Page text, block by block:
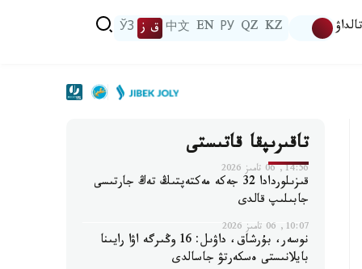
تالداۋ KZ
QZ
РУ
EN
中文 ق ز ЎЗ
تاقىرىپقا قاتىستى
14:56, 06 تامىز 2026
قىزىلوردادا 32 جەكە مەكتەپتىڭ تەڭ جارتىسى
جابىلىپ قالدى
10:07, 06 تامىز 2026
نوسەر، بۇرشاق، داۋىل: 16 وڭىرگە اۋا رايىنا
بايلانىستى ەسكەرتۋ جاسالدى